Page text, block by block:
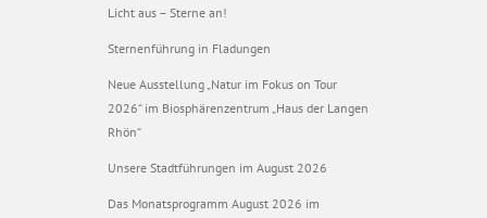
Licht aus – Sterne an!
Sternenführung in Fladungen
Neue Ausstellung „Natur im Fokus on Tour
2026“ im Biosphärenzentrum „Haus der Langen
Rhön“
Unsere Stadtführungen im August 2026
Das Monatsprogramm August 2026 im